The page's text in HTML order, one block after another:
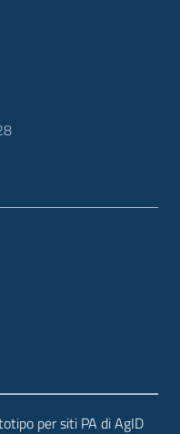
per siti PA di AgID